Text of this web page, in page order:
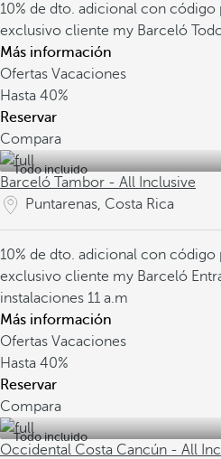
10% de dto. adicional con
exclusivo cliente my Barceló
Más información
Ofertas Vacaciones
Hasta 40%
Reservar
Compara
Todo incluido
Barceló Tambor - All Inclusive
Puntarenas, Costa Rica
10% de dto. adicional con
exclusivo cliente my Barceló
instalaciones 11 a.m
Más información
Ofertas Vacaciones
Hasta 40%
Reservar
Compara
Todo incluido
Occidental Costa Cancún - All